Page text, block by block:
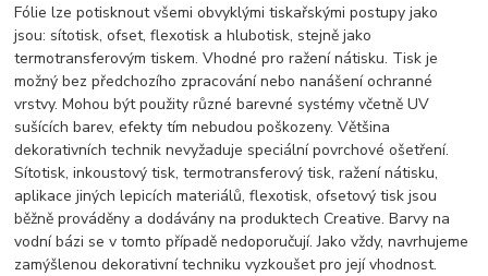
Fólie lze potisknout všemi obvyklými tiskařskými postupy jako
jsou: sítotisk, ofset, flexotisk a hlubotisk, stejně jako
termotransferovým tiskem. Vhodné pro ražení nátisku. Tisk je
možný bez předchozího zpracování nebo nanášení ochranné
vrstvy. Mohou být použity různé barevné systémy včetně UV
sušících barev, efekty tím nebudou poškozeny. Většina
dekorativních technik nevyžaduje speciální povrchové ošetření.
Sítotisk, inkoustový tisk, termotransferový tisk, ražení nátisku,
aplikace jiných lepicích materiálů, flexotisk, ofsetový tisk jsou
běžně prováděny a dodávány na produktech Creative. Barvy na
vodní bázi se v tomto případě nedoporučují. Jako vždy, navrhujeme
zamýšlenou dekorativní techniku vyzkoušet pro její vhodnost.